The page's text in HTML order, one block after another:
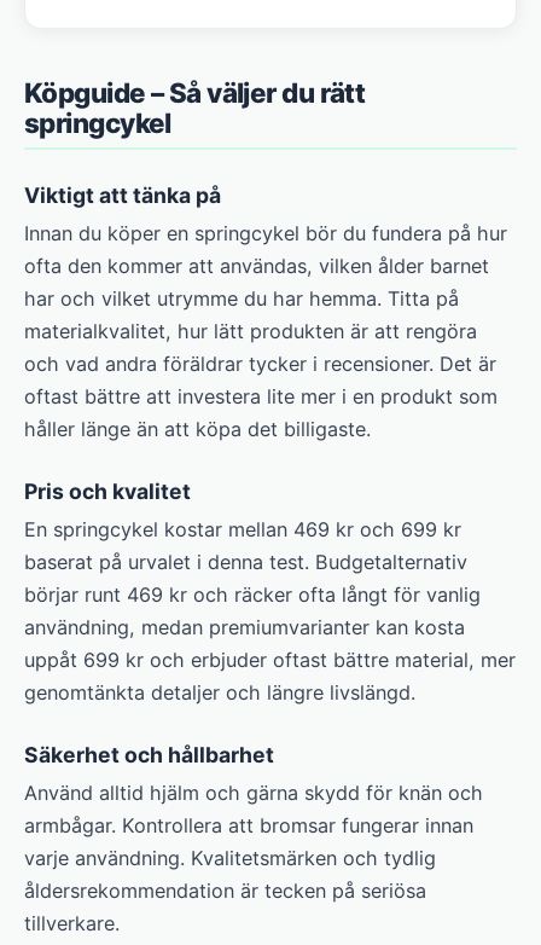
Köpguide – Så väljer du rätt
springcykel
Viktigt att tänka på
Innan du köper en springcykel bör du fundera på hur
ofta den kommer att användas, vilken ålder barnet
har och vilket utrymme du har hemma. Titta på
materialkvalitet, hur lätt produkten är att rengöra
och vad andra föräldrar tycker i recensioner. Det är
oftast bättre att investera lite mer i en produkt som
håller länge än att köpa det billigaste.
Pris och kvalitet
En springcykel kostar mellan 469 kr och 699 kr
baserat på urvalet i denna test. Budgetalternativ
börjar runt 469 kr och räcker ofta långt för vanlig
användning, medan premiumvarianter kan kosta
uppåt 699 kr och erbjuder oftast bättre material, mer
genomtänkta detaljer och längre livslängd.
Säkerhet och hållbarhet
Använd alltid hjälm och gärna skydd för knän och
armbågar. Kontrollera att bromsar fungerar innan
varje användning. Kvalitetsmärken och tydlig
åldersrekommendation är tecken på seriösa
tillverkare.